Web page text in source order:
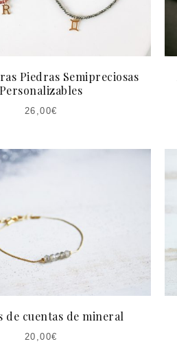
Piedras Semipreciosas
Personalizables
26,00€
de cuentas de mineral
20,00€